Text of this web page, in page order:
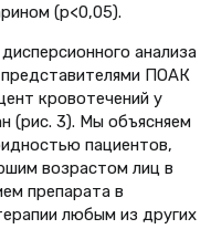
(p<0,05).
анализа
ПОАК
кровотечений у
(рис. 3). Мы объясняем
пациентов,
возрастом лиц в
препарата в
любым из других